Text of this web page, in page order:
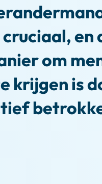
cruciaal, en
om
krijgen is